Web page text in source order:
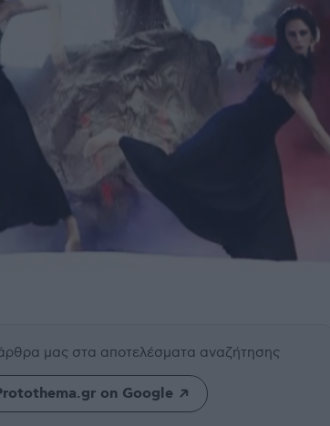
μας στα αποτελέσματα αναζήτησης
on Google